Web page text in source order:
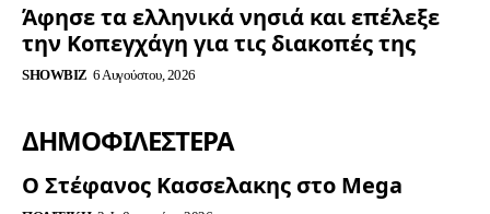
Άφησε τα ελληνικά νησιά και επέλεξε
την Κοπεγχάγη για τις διακοπές της
SHOWBIZ 6 Αυγούστου, 2026
ΔΗΜΟΦΙΛΈΣΤΕΡΑ
Ο Στέφανος Κασσελακης στο Mega